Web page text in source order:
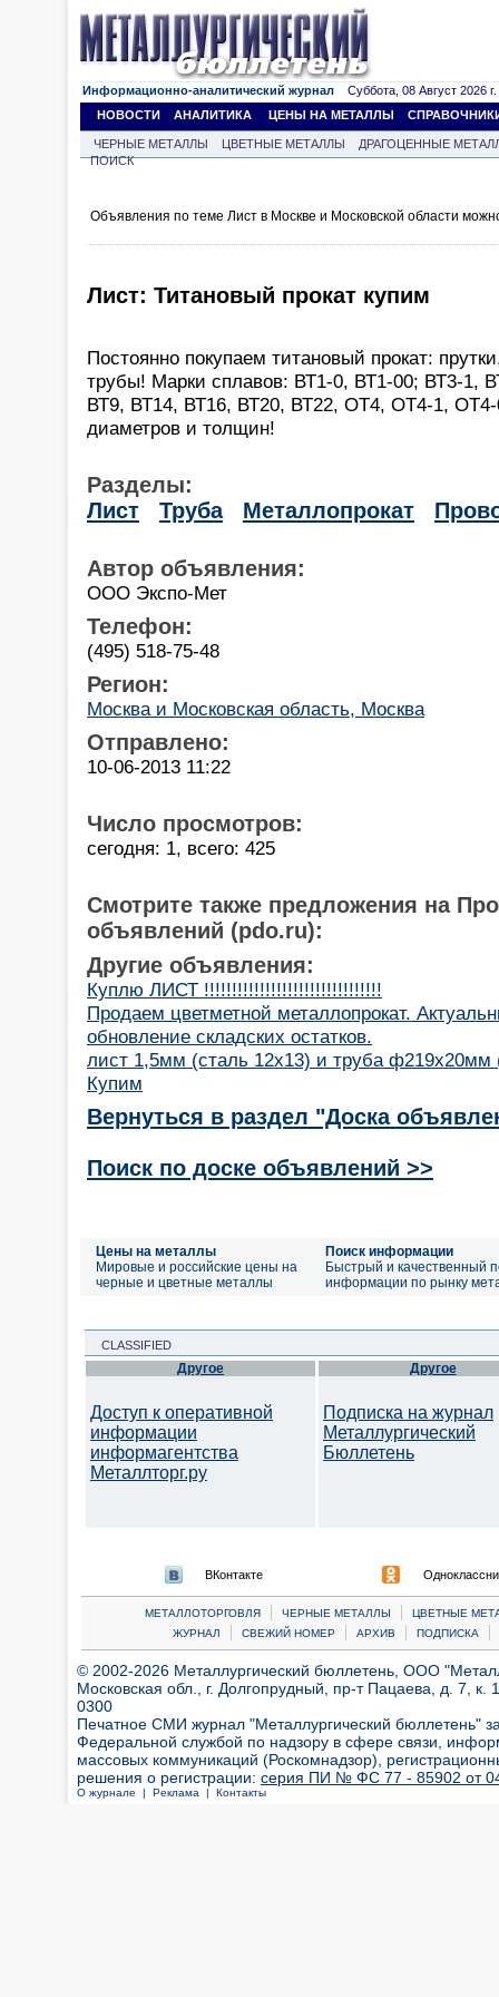
Информационно-аналитический журнал Суббота, 08 Август 2026 г.
НОВОСТИ
АНАЛИТИКА ЦЕНЫ НА МЕТАЛЛЫ
ЧЕРНЫЕ МЕТАЛЛЫ ЦВЕТНЫЕ МЕТАЛЛЫ
ДРАГОЦЕННЫЕ
ПОИСК
Объявления по теме Лист в Москве и Московской области
Лист: Титановый прокат купим
Постоянно покупаем титановый прокат:
трубы! Марки сплавов: ВТ1-0, ВТ1-00; ВТ3-1,
ВТ9, ВТ14, ВТ16, ВТ20, ВТ22, ОТ4, ОТ4-1,
диаметров и толщин!
Разделы:
Лист
Труба Металлопрокат
Автор объявления:
ООО Экспо-Мет
Телефон:
(495) 518-75-48
Регион:
Москва и Московская область, Москва
Отправлено:
10-06-2013 11:22
Число просмотров:
сегодня: 1, всего: 425
Смотрите также предложения на
объявлений (pdo.ru):
Другие объявления:
Куплю ЛИСТ !!!!!!!!!!!!!!!!!!!!!!!!!!!!!!!!
Продаем цветметной металлопрокат.
обновление складских остатков.
лист 1,5мм (сталь 12х13) и труба ф219х20мм
Купим
Вернуться в раздел "Доска
Поиск по доске объявлений >>
Цены на металлы
Мировые и российские цены на
черные и цветные металлы
Поиск информации
Быстрый и качественный
информации по рынку
CLASSIFIED
Другое
Доступ к оперативной
информации
информагентства
Металлторг.ру
Другое
Подписка на журнал
Металлургический
Бюллетень
ВКонтакте
МЕТАЛЛОТОРГОВЛЯ | ЧЕРНЫЕ МЕТАЛЛЫ |
ЦВЕТНЫЕ
ЖУРНАЛ
| СВЕЖИЙ НОМЕР | АРХИВ | ПОДПИСКА |
© 2002-2026 Металлургический бюллетень, ООО
Московская обл., г. Долгопрудный, пр-т Пацаева, д. 7,
0300
Печатное СМИ журнал "Металлургический бюллетень"
Федеральной службой по надзору в сфере связи,
массовых коммуникаций (Роскомнадзор),
решения о регистрации: серия ПИ № ФС 77 - 85902 от 04
О журнале | Реклама | Контакты